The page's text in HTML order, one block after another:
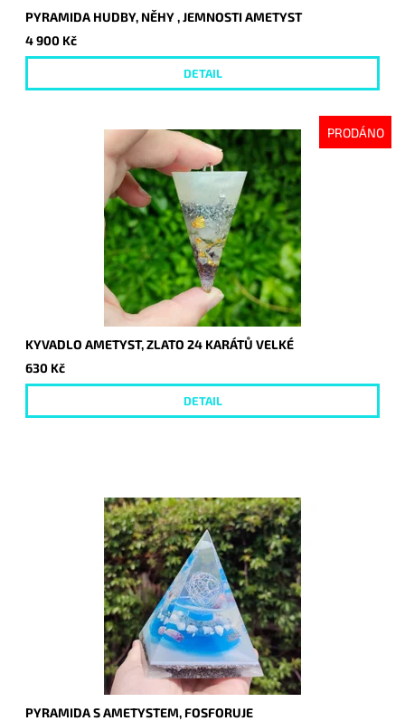
PYRAMIDA HUDBY, NĚHY , JEMNOSTI AMETYST
4 900 Kč
DETAIL
PRODÁNO
KYVADLO AMETYST, ZLATO 24 KARÁTŮ VELKÉ
630 Kč
DETAIL
PYRAMIDA S AMETYSTEM, FOSFORUJE